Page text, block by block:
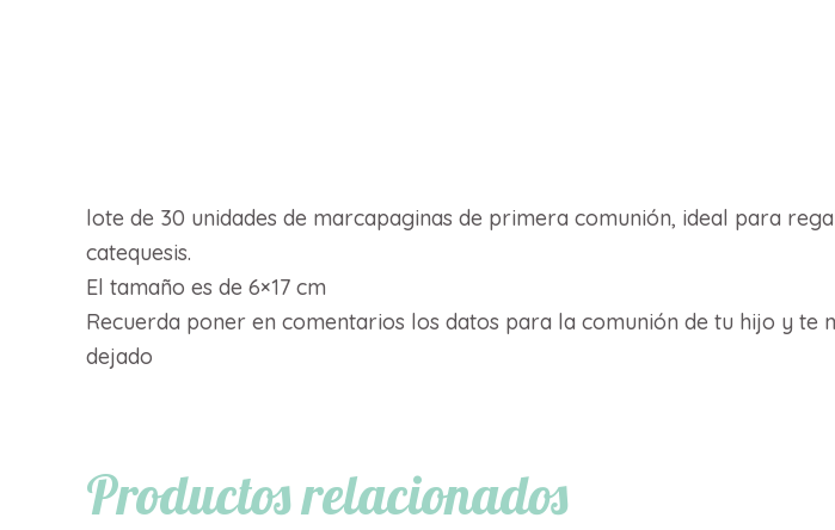
lote de 30 unidades de marcapaginas de primera comunión, ideal para
catequesis.
El tamaño es de 6×17 cm
Recuerda poner en comentarios los datos para la comunión de tu hijo y
dejado
Productos relacionados